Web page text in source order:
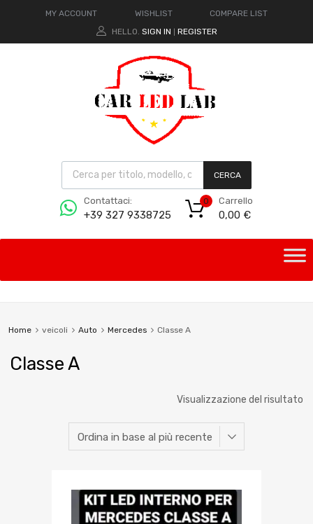
MY ACCOUNT WISHLIST
COMPARE LIST
HELLO. SIGN IN REGISTER
CERCA
Contattaci:
+39 327 9338725
Carrello
0,00 €
0
Home veicoli Auto Mercedes Classe A
Classe A
Visualizzazione del risultato